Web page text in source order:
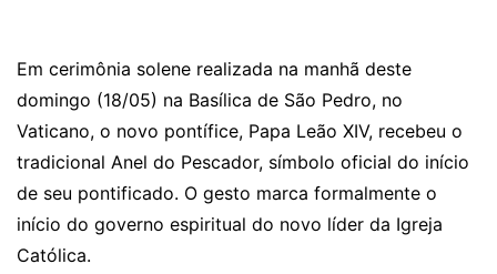
Em cerimônia solene realizada na manhã deste
domingo (18/05) na Basílica de São Pedro, no
Vaticano, o novo pontífice, Papa Leão XIV, recebeu o
tradicional Anel do Pescador, símbolo oficial do início
de seu pontificado. O gesto marca formalmente o
início do governo espiritual do novo líder da Igreja
Católica.